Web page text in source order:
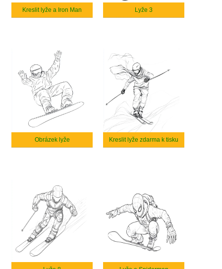
Kreslit lyže a Iron Man Lyže 3
Obrázek lyže Kreslit lyže zdarma k tisku